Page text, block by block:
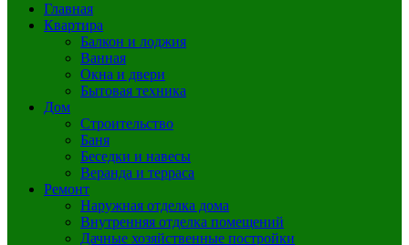
Главная
Квартира
Балкон и лоджия
Ванная
Окна и двери
Бытовая техника
Дом
Строительство
Баня
Беседки и навесы
Веранда и терраса
Ремонт
Наружная отделка дома
Внутренняя отделка помещений
Дачные хозяйственные постройки